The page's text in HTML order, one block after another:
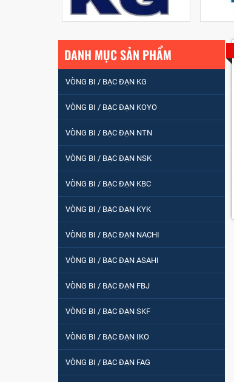
DANH MỤC SẢN PHẨM
VÒNG BI / BẠC ĐẠN KG
VÒNG BI / BẠC ĐẠN KOYO
VÒNG BI / BẠC ĐẠN NTN
VÒNG BI / BẠC ĐẠN NSK
VÒNG BI / BẠC ĐẠN KBC
VÒNG BI / BẠC ĐẠN KYK
VÒNG BI / BẠC ĐẠN NACHI
VÒNG BI / BẠC ĐẠN ASAHI
VÒNG BI / BẠC ĐẠN FBJ
VÒNG BI / BẠC ĐẠN SKF
VÒNG BI / BẠC ĐẠN IKO
VÒNG BI / BẠC ĐẠN FAG
VÒNG BI / BẠC ĐẠN
Vòng bi / Bạc đạn
tròn : 698
CHÀ TRÒN 51105
CỐT BƠM NƯỚC